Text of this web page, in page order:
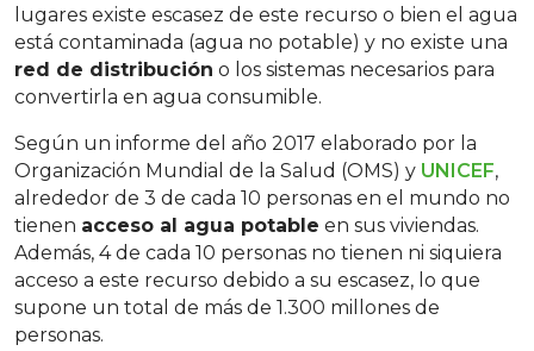
lugares existe escasez de este recurso o bien el agua
está contaminada (agua no potable) y no existe una
red de distribución o los sistemas necesarios para
convertirla en agua consumible.
Según un informe del año 2017 elaborado por la
Organización Mundial de la Salud (OMS) y UNICEF,
alrededor de 3 de cada 10 personas en el mundo no
tienen acceso al agua potable en sus viviendas.
Además, 4 de cada 10 personas no tienen ni siquiera
acceso a este recurso debido a su escasez, lo que
supone un total de más de 1.300 millones de
personas.